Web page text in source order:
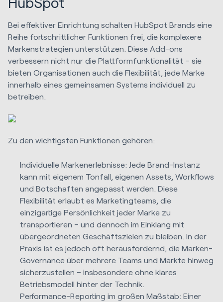
Bei effektiver Einrichtung schalten HubSpot Brands eine
Reihe fortschrittlicher Funktionen frei, die komplexere
Markenstrategien unterstützen. Diese Add-ons
verbessern nicht nur die Plattformfunktionalität – sie
bieten Organisationen auch die Flexibilität, jede Marke
innerhalb eines gemeinsamen Systems individuell zu
betreiben.
Zu den wichtigsten Funktionen gehören:
Individuelle Markenerlebnisse: Jede Brand-Instanz
kann mit eigenem Tonfall, eigenen Assets, Workflows
und Botschaften angepasst werden. Diese
Flexibilität erlaubt es Marketingteams, die
einzigartige Persönlichkeit jeder Marke zu
transportieren – und dennoch im Einklang mit
übergeordneten Geschäftszielen zu bleiben. In der
Praxis ist es jedoch oft herausfordernd, die Marken-
Governance über mehrere Teams und Märkte hinweg
sicherzustellen – insbesondere ohne klares
Betriebsmodell hinter der Technik.
Performance-Reporting im großen Maßstab: Einer